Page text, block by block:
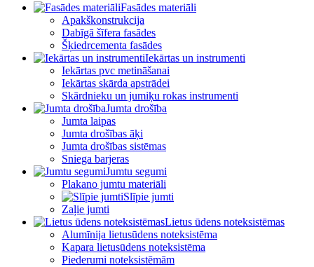
Fasādes materiāli
Apakškonstrukcija
Dabīgā šīfera fasādes
Šķiedrcementa fasādes
Iekārtas un instrumenti
Iekārtas pvc metināšanai
Iekārtas skārda apstrādei
Skārdnieku un jumiķu rokas instrumenti
Jumta drošība
Jumta laipas
Jumta drošības āķi
Jumta drošības sistēmas
Sniega barjeras
Jumtu segumi
Plakano jumtu materiāli
Slīpie jumti
Zaļie jumti
Lietus ūdens noteksistēmas
Alumīnija lietusūdens noteksistēma
Kapara lietusūdens noteksistēma
Piederumi noteksistēmām